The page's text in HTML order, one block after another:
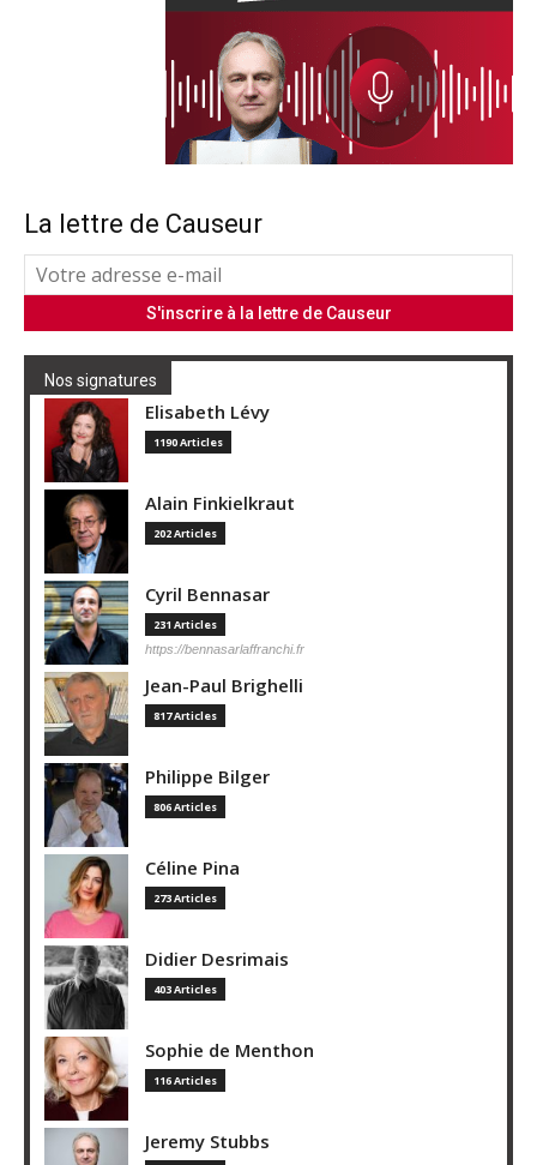
La lettre de Causeur
Nos signatures
Elisabeth Lévy
1190 Articles
Alain Finkielkraut
202 Articles
Cyril Bennasar
231 Articles
https://bennasarlaffranchi.fr
Jean-Paul Brighelli
817 Articles
Philippe Bilger
806 Articles
Céline Pina
273 Articles
Didier Desrimais
403 Articles
Sophie de Menthon
116 Articles
Jeremy Stubbs